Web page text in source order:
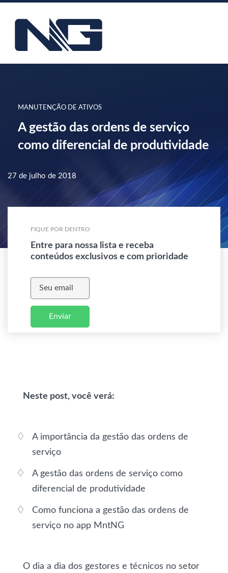
MANUTENÇÃO DE ATIVOS
A gestão das ordens de serviço
como diferencial de produtividade
27 de julho de 2018
FIQUE POR DENTRO
Entre para nossa lista e receba
conteúdos exclusivos e com prioridade
Enviar
Neste post, você verá:
A importância da gestão das ordens de
serviço
A gestão das ordens de serviço como
diferencial de produtividade
Como funciona a gestão das ordens de
serviço no app MntNG
O dia a dia dos gestores e técnicos no setor